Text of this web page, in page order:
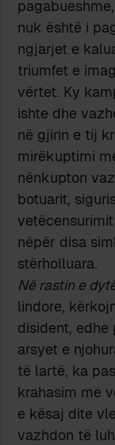
nuk është i
ngjarjet e
triumfet e
vërtet. Ky
ishte dhe
në gjirin e tij
mirëkuptimi
nënkupton
botuarit,
nëpër disa
stërholluara.
Në rastin e
lindore,
disident,
arsyet e
të lartë, ka
krahasim me
e kësaj dite
vazhdon të